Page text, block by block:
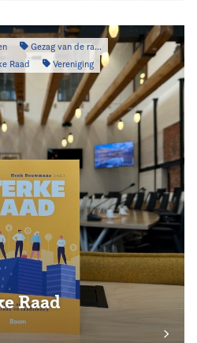
Gezag van de raad
Raad Vereniging
Raad